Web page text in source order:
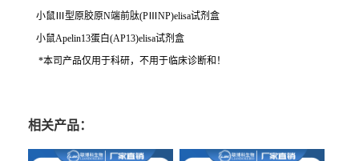
小鼠Ⅲ型原胶原N端前肽(PⅢNP)elisa试剂盒
小鼠Apelin13蛋白(AP13)elisa试剂盒
*本司产品仅用于科研，不用于临床诊断和！
相关产品：